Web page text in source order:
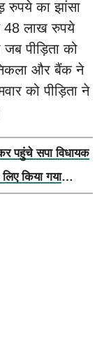
रुपये का झांसा
48 लाख रुपये
पीड़िता को
और बैंक ने
को पीड़िता ने
पहुंचे सपा विधायक
किया गया